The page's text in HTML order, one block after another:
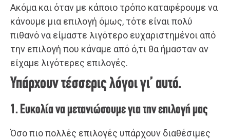
Ακόμα και όταν με κάποιο τρόπο καταφέρουμε να
κάνουμε μια επιλογή όμως, τότε είναι πολύ
πιθανό να είμαστε λιγότερο ευχαριστημένοι από
την επιλογή που κάναμε από ό,τι θα ήμασταν αν
είχαμε λιγότερες επιλογές.
Υπάρχουν τέσσερις λόγοι γι’ αυτό.
1. Ευκολία να μετανιώσουμε για την επιλογή μας
Όσο πιο πολλές επιλογές υπάρχουν διαθέσιμες